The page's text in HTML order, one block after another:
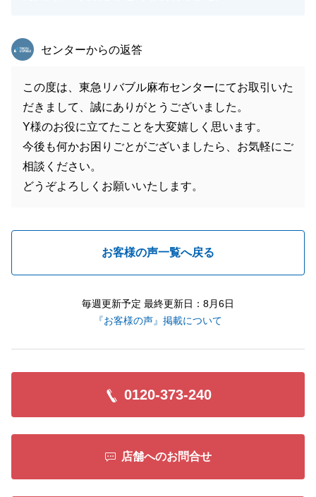
東急リバブル
センターからの返答
この度は、東急リバブル麻布センターにてお取引いた
だきまして、誠にありがとうございました。
Y様のお役に立てたことを大変嬉しく思います。
今後も何かお困りごとがございましたら、お気軽にご
相談ください。
どうぞよろしくお願いいたします。
お客様の声一覧へ戻る
毎週更新予定 最終更新日：8月6日
『お客様の声』掲載について
0120-373-240
店舗へのお問合せ